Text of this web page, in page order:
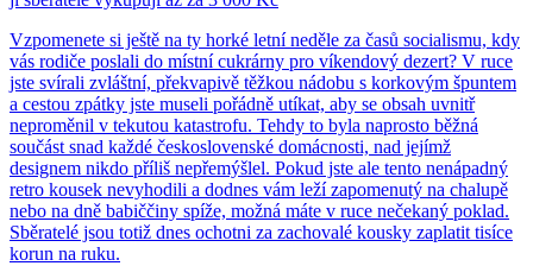
Vzpomenete si ještě na ty horké letní neděle za časů socialismu, kdy
vás rodiče poslali do místní cukrárny pro víkendový dezert? V ruce
jste svírali zvláštní, překvapivě těžkou nádobu s korkovým špuntem
a cestou zpátky jste museli pořádně utíkat, aby se obsah uvnitř
neproměnil v tekutou katastrofu. Tehdy to byla naprosto běžná
součást snad každé československé domácnosti, nad jejímž
designem nikdo příliš nepřemýšlel. Pokud jste ale tento nenápadný
retro kousek nevyhodili a dodnes vám leží zapomenutý na chalupě
nebo na dně babiččiny spíže, možná máte v ruce nečekaný poklad.
Sběratelé jsou totiž dnes ochotni za zachovalé kousky zaplatit tisíce
korun na ruku.